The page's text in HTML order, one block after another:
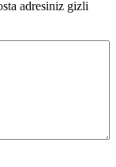
adresiniz gizli